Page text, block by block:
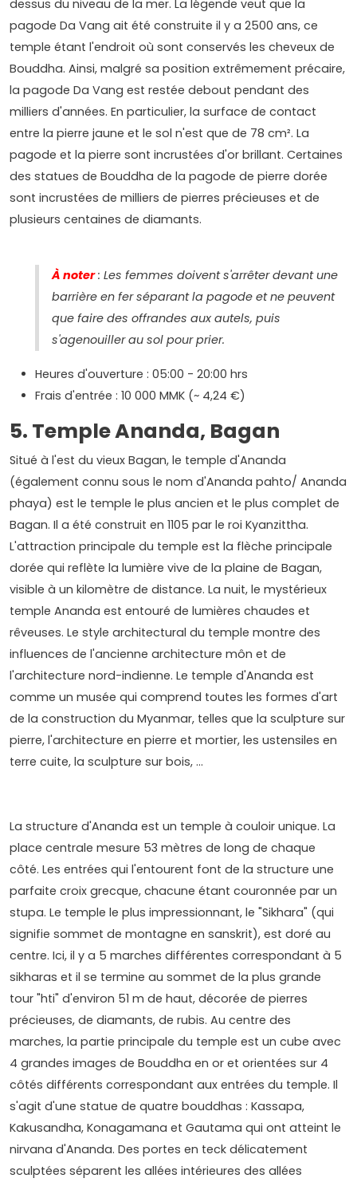
dessus du niveau de la mer. La légende veut que la
pagode Da Vang ait été construite il y a 2500 ans, ce
temple étant l'endroit où sont conservés les cheveux de
Bouddha. Ainsi, malgré sa position extrêmement précaire,
la pagode Da Vang est restée debout pendant des
milliers d'années. En particulier, la surface de contact
entre la pierre jaune et le sol n'est que de 78 cm². La
pagode et la pierre sont incrustées d'or brillant. Certaines
des statues de Bouddha de la pagode de pierre dorée
sont incrustées de milliers de pierres précieuses et de
plusieurs centaines de diamants.
À noter: Les femmes doivent s'arrêter devant une
barrière en fer séparant la pagode et ne peuvent
que faire des offrandes aux autels, puis
s'agenouiller au sol pour prier.
Heures d'ouverture : 05:00 - 20:00 hrs
Frais d'entrée : 10 000 MMK (~ 4,24 €)
5. Temple Ananda, Bagan
Situé à l'est du vieux Bagan, le temple d'Ananda
(également connu sous le nom d'Ananda pahto/ Ananda
phaya) est le temple le plus ancien et le plus complet de
Bagan. Il a été construit en 1105 par le roi Kyanzittha.
L'attraction principale du temple est la flèche principale
dorée qui reflète la lumière vive de la plaine de Bagan,
visible à un kilomètre de distance. La nuit, le mystérieux
temple Ananda est entouré de lumières chaudes et
rêveuses. Le style architectural du temple montre des
influences de l'ancienne architecture môn et de
l'architecture nord-indienne. Le temple d'Ananda est
comme un musée qui comprend toutes les formes d'art
de la construction du Myanmar, telles que la sculpture sur
pierre, l'architecture en pierre et mortier, les ustensiles en
terre cuite, la sculpture sur bois, ...
La structure d'Ananda est un temple à couloir unique. La
place centrale mesure 53 mètres de long de chaque
côté. Les entrées qui l'entourent font de la structure une
parfaite croix grecque, chacune étant couronnée par un
stupa. Le temple le plus impressionnant, le "Sikhara" (qui
signifie sommet de montagne en sanskrit), est doré au
centre. Ici, il y a 5 marches différentes correspondant à 5
sikharas et il se termine au sommet de la plus grande
tour "hti" d'environ 51 m de haut, décorée de pierres
précieuses, de diamants, de rubis. Au centre des
marches, la partie principale du temple est un cube avec
4 grandes images de Bouddha en or et orientées sur 4
côtés différents correspondant aux entrées du temple. Il
s'agit d'une statue de quatre bouddhas : Kassapa,
Kakusandha, Konagamana et Gautama qui ont atteint le
nirvana d'Ananda. Des portes en teck délicatement
sculptées séparent les allées intérieures des allées